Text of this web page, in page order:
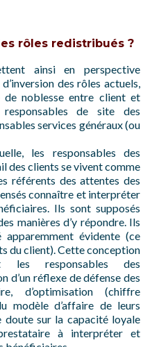
rôles redistribués ?
ainsi en perspective
des rôles actuels,
de noblesse entre client et
de site des
services généraux (ou
les responsables des
des clients se vivent comme
référents des attentes des
connaître et interpréter
Ils sont supposés
manières d’y répondre. Ils
évidente (ce
du client). Cette conception
les responsables des
d’un réflexe de défense des
d’optimisation (chiffre
modèle d’affaire de leurs
doute sur la capacité loyale
à interpréter et